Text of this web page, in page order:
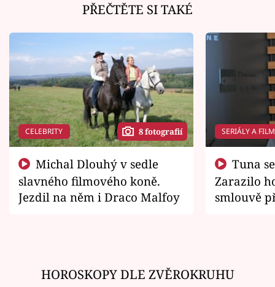
PŘEČTĚTE SI TAKÉ
CELEBRITY 8 fotografií
slavného filmového koně.
Jezdil na něm i Draco Malfoy
SERIÁLY A
Zarazilo
smlouvě
HOROSKOPY DLE ZVĚROKRUHU